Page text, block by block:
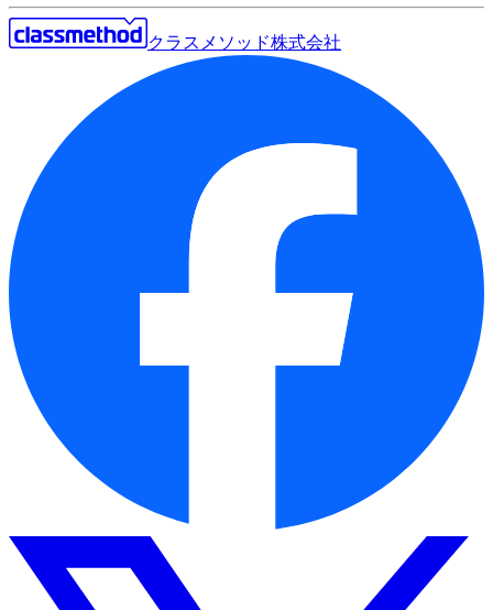
クラスメソッド株式会社